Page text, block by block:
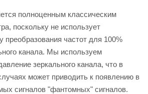
полноценным классическим
поскольку не использует
преобразования частот для 100%
канала. Мы используем
зеркального канала, что в
может приводить к появлению в
сигналов "фантомных" сигналов.